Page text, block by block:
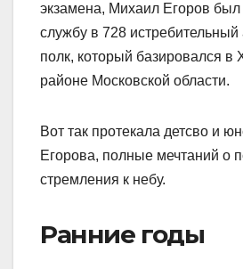
экзамена, Михаил Егоров был
службу в 728
полк, который базировался в
районе Московской области.
Вот так протекала детсво и
Егорова, полные мечтаний о
стремления к небу.
Ранние годы